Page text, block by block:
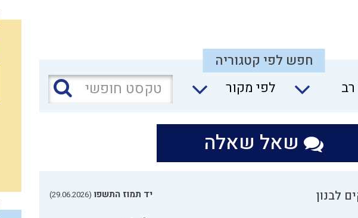
חפש לפי קטגוריה
לפי מקור
שאל שאלה
לבנון יד תמוז התשפו (29.06.2026)